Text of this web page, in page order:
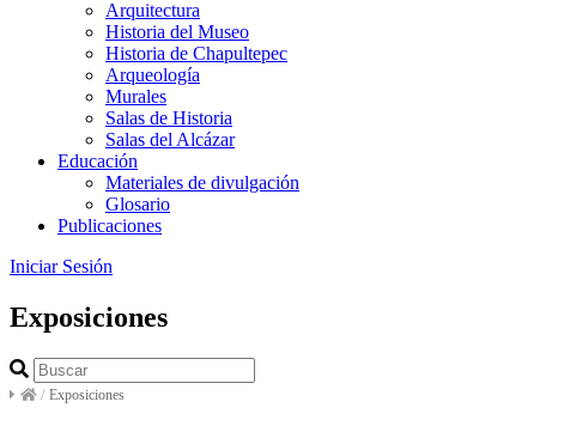
Arquitectura
Historia del Museo
Historia de Chapultepec
Arqueología
Murales
Salas de Historia
Salas del Alcázar
Educación
Materiales de divulgación
Glosario
Publicaciones
Iniciar Sesión
Exposiciones
/ Exposiciones